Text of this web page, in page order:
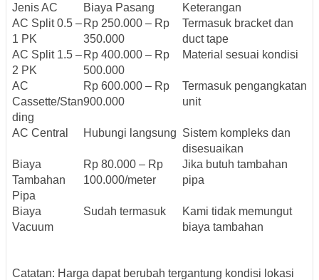
Jenis AC Biaya Pasang
Keterangan
AC Split 0.5 –
1 PK
Rp 250.000 – Rp
350.000
Termasuk bracket dan
duct tape
AC Split 1.5 –
2 PK
Rp 400.000 – Rp
500.000
Material sesuai kondisi
AC
Cassette/Stan
ding
Rp 600.000 – Rp
900.000
Termasuk pengangkatan
unit
AC Central Hubungi langsung Sistem kompleks dan
disesuaikan
Biaya
Tambahan
Pipa
Rp 80.000 – Rp
100.000/meter
Jika butuh tambahan
pipa
Biaya
Vacuum
Sudah termasuk
Kami tidak memungut
biaya tambahan
Catatan: Harga dapat berubah tergantung kondisi lokasi